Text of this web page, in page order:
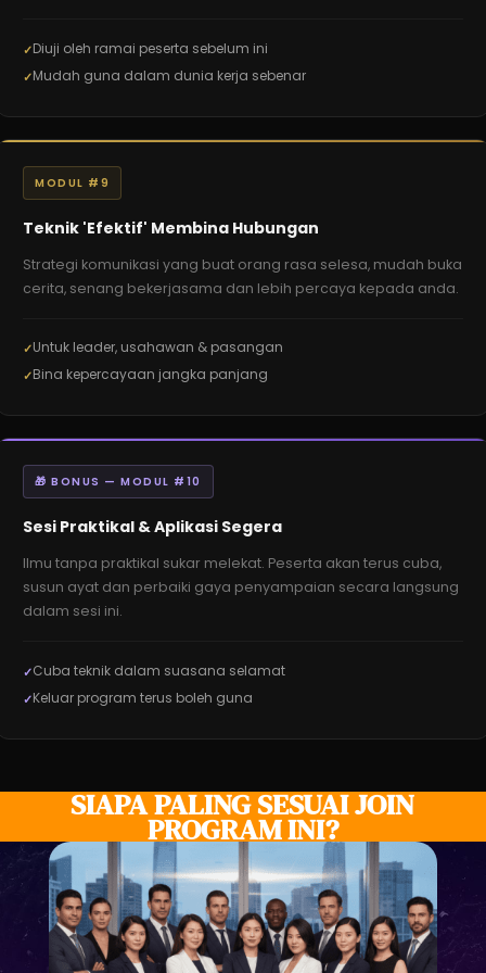
Diuji oleh ramai peserta sebelum ini
Mudah guna dalam dunia kerja sebenar
MODUL #9
Teknik 'Efektif' Membina Hubungan
Strategi komunikasi yang buat orang rasa selesa, mudah buka
cerita, senang bekerjasama dan lebih percaya kepada anda.
Untuk leader, usahawan & pasangan
Bina kepercayaan jangka panjang
🎁 BONUS — MODUL #10
Sesi Praktikal & Aplikasi Segera
Ilmu tanpa praktikal sukar melekat. Peserta akan terus cuba,
susun ayat dan perbaiki gaya penyampaian secara langsung
dalam sesi ini.
Cuba teknik dalam suasana selamat
Keluar program terus boleh guna
SIAPA PALING SESUAI JOIN
PROGRAM INI?